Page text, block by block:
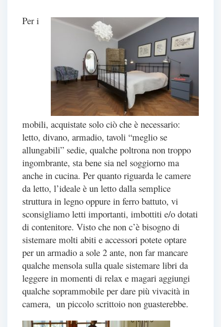
Per i
mobili, acquistate solo ciò che è necessario:
letto, divano, armadio, tavoli “meglio se
allungabili” sedie, qualche poltrona non troppo
ingombrante, sta bene sia nel soggiorno ma
anche in cucina. Per quanto riguarda le camere
da letto, l’ideale è un letto dalla semplice
struttura in legno oppure in ferro battuto, vi
sconsigliamo letti importanti, imbottiti e/o dotati
di contenitore. Visto che non c’è bisogno di
sistemare molti abiti e accessori potete optare
per un armadio a sole 2 ante, non far mancare
qualche mensola sulla quale sistemare libri da
leggere in momenti di relax e magari aggiungi
qualche soprammobile per dare più vivacità in
camera, un piccolo scrittoio non guasterebbe.